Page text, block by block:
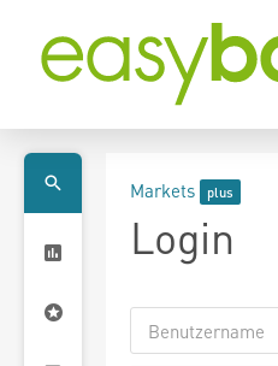
Markets
Login